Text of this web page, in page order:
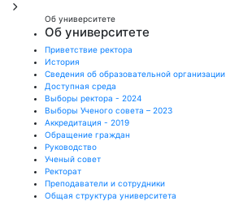
Об университете
Об университете
Приветствие ректора
История
Сведения об образовательной организации
Доступная среда
Выборы ректора - 2024
Выборы Ученого совета – 2023
Аккредитация - 2019
Обращение граждан
Руководство
Ученый совет
Ректорат
Преподаватели и сотрудники
Общая структура университета